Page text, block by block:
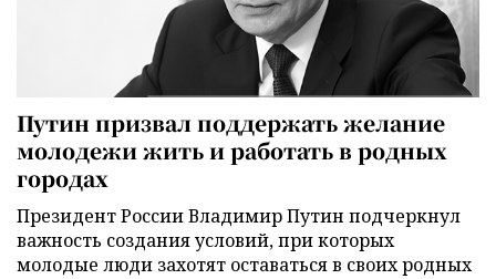
Путин призвал поддержать желание
молодежи жить и работать в родных
городах
Президент России Владимир Путин подчеркнул
важность создания условий, при которых
молодые люди захотят оставаться в своих родных